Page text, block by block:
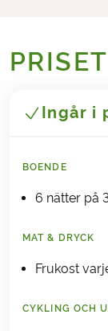
Ingår i
BOENDE
6 nätter på
MAT & DRYCK
Frukost
CYKLING OCH